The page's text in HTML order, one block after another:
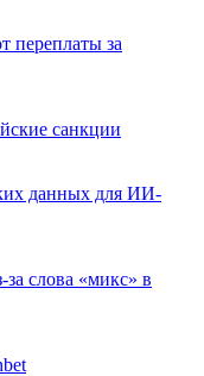
переплаты за
санкции
данных для ИИ-
слова «микс» в